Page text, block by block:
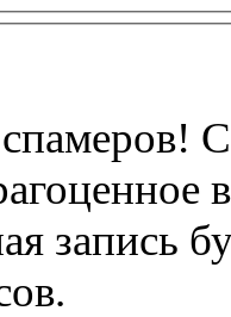
запись